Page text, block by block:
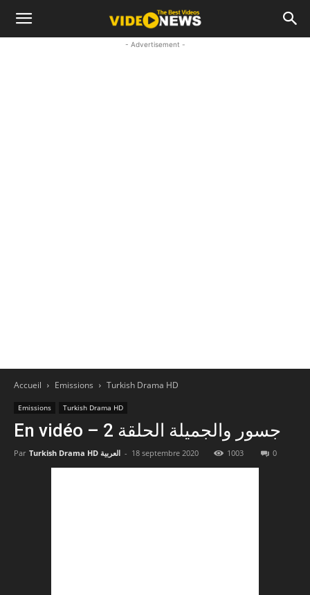
- Advertisement -
Accueil Emissions Turkish Drama HD
Emissions Turkish Drama HD
En vidéo – جسور والجميلة الحلقة 2
Par Turkish Drama HD العربية - 18 septembre 2020 1003 0